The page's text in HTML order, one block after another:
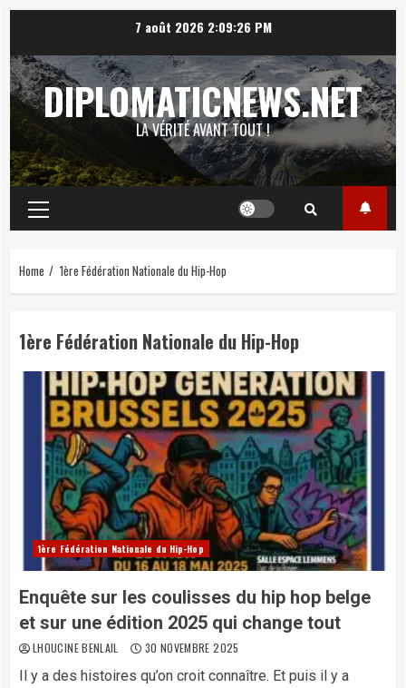
content
7 août 2026 2:09:27 PM
DIPLOMATICNEWS.NET
LA VÉRITÉ AVANT TOUT !
Primary
Menu
Home 1ère Fédération Nationale du Hip-Hop
1ère Fédération Nationale du Hip-Hop
1ère Fédération Nationale du Hip-Hop
Enquête sur les coulisses du hip hop belge
et sur une édition 2025 qui change tout
LHOUCINE BENLAIL 30 NOVEMBRE 2025
Il y a des histoires qu’on croit connaître. Et puis il y a